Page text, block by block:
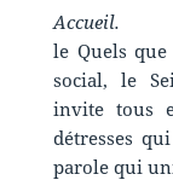
Accueil.
le Quels
social, le
invite tous
détresses
parole qui